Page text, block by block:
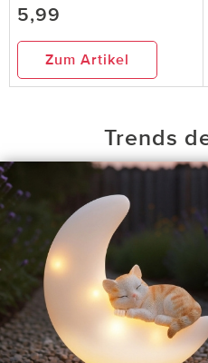
5,99
Zum Artikel
Trends